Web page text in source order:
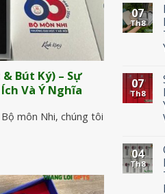
Bút Ký) – Sự
Và Ý Nghĩa
môn Nhi, chúng tôi
07
Th8
07
Th8
04
Th8